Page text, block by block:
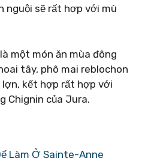
nguội sẽ rất hợp với mù
một món ăn mùa đông
tây, phô mai reblochon
kết hợp rất hợp với
Chignin của Jura.
Làm Ở Sainte-Anne